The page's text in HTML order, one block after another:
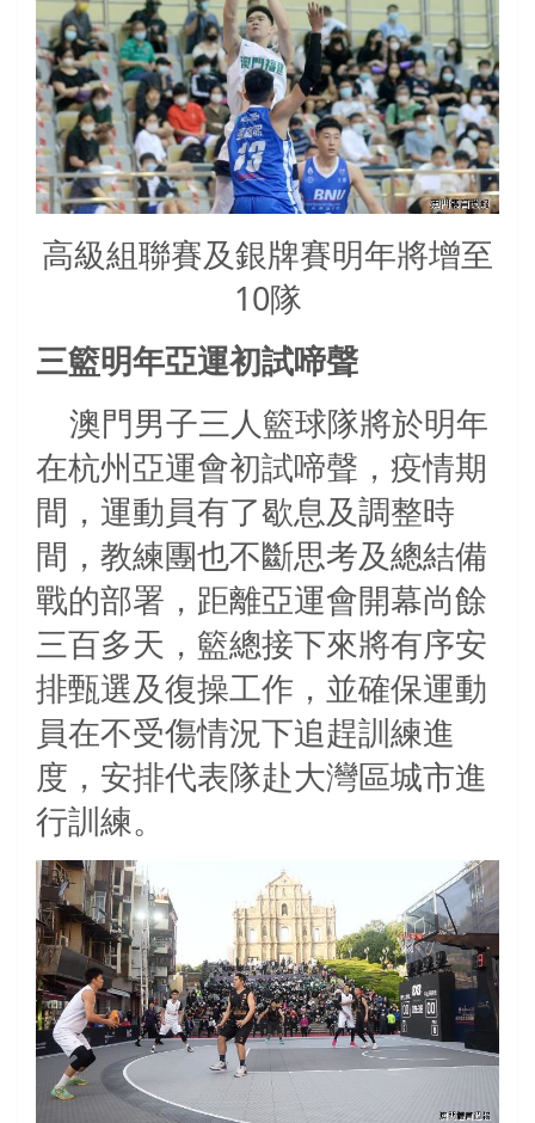
高級組聯賽及銀牌賽明年將增至
10隊
三籃明年亞運初試啼聲
澳門男子三人籃球隊將於明年
在杭州亞運會初試啼聲，疫情期
間，運動員有了歇息及調整時
間，教練團也不斷思考及總結備
戰的部署，距離亞運會開幕尚餘
三百多天，籃總接下來將有序安
排甄選及復操工作，並確保運動
員在不受傷情況下追趕訓練進
度，安排代表隊赴大灣區城市進
行訓練。